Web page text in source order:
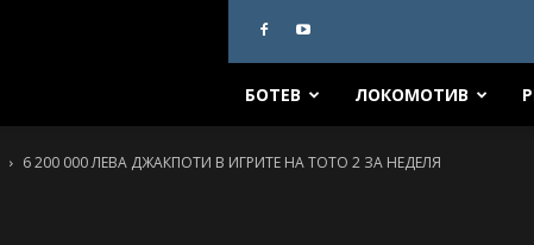
БОТЕВ ЛОКОМОТИВ
6 200 000 ЛЕВА ДЖАКПОТИ В ИГРИТЕ НА ТОТО 2 ЗА НЕДЕЛЯ